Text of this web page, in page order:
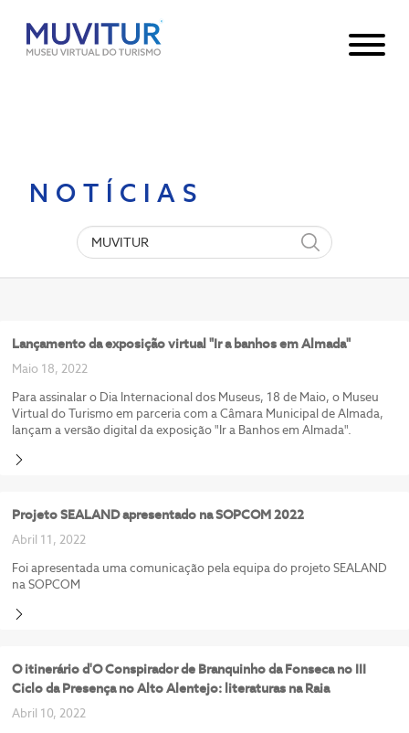
Notice: Undefined index: HTTP_ACCEPT_LANGUAGE in
/var/www/html/core/main/App.php
NOTÍCIAS
Lançamento da exposição virtual "Ir a banhos em Almada"
Maio 18, 2022
Para assinalar o Dia Internacional dos Museus, 18 de Maio, o Museu
Virtual do Turismo em parceria com a Câmara Municipal de Almada,
lançam a versão digital da exposição "Ir a Banhos em Almada".
Projeto SEALAND apresentado na SOPCOM 2022
Abril 11, 2022
Foi apresentada uma comunicação pela equipa do projeto SEALAND
na SOPCOM
O itinerário d'O Conspirador de Branquinho da Fonseca no III
Ciclo da Presença no Alto Alentejo: literaturas na Raia
Abril 10, 2022